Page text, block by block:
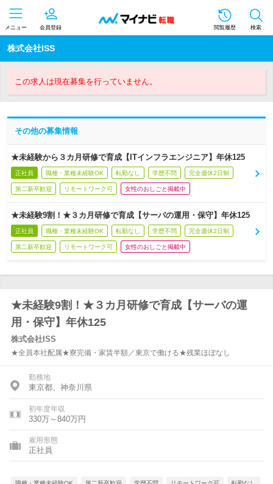
メニュー 会員登録 閲覧履歴 検索
株式会社ISS
この求人は現在募集を行っていません。
その他の募集情報
★未経験から３カ月研修で育成【ITインフラエンジニア】年休125
正社員 職種・業種未経験OK 転勤なし 学歴不問 完全週休2日制
第二新卒歓迎 リモートワーク可 女性のおしごと掲載中
★未経験9割！★３カ月研修で育成【サーバの運用・保守】年休125
正社員 職種・業種未経験OK 転勤なし 学歴不問 完全週休2日制
第二新卒歓迎 リモートワーク可 女性のおしごと掲載中
★未経験9割！★３カ月研修で育成【サーバの運
用・保守】年休125
株式会社ISS
★全員本社配属★寮完備・家賃半額／東京で働ける★残業ほぼなし
勤務地
東京都、神奈川県
初年度年収
330万～840万円
雇用形態
正社員